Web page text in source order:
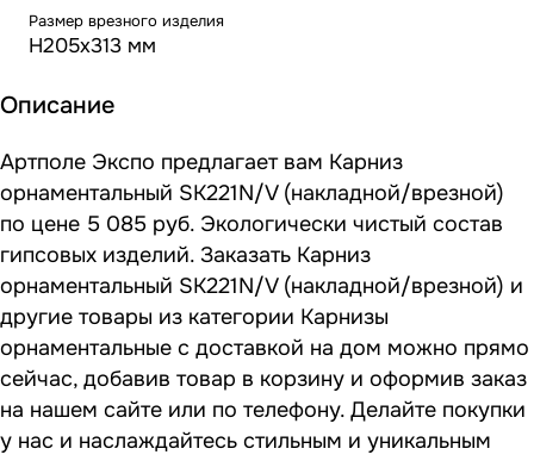
Размер врезного изделия
H205х313 мм
Описание
Артполе Экспо предлагает вам Карниз
орнаментальный SK221N/V (накладной/врезной)
по цене 5 085 руб. Экологически чистый состав
гипсовых изделий. Заказать Карниз
орнаментальный SK221N/V (накладной/врезной) и
другие товары из категории Карнизы
орнаментальные с доставкой на дом можно прямо
сейчас, добавив товар в корзину и оформив заказ
на нашем сайте или по телефону. Делайте покупки
у нас и наслаждайтесь стильным и уникальным